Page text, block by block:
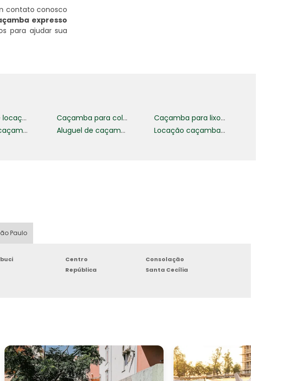
contato conosco
expresso
para ajudar sua
Empresa de locação de caçamba Caçamba para coleta de entulho
Caçamba para lixo reciclavel
Aluguel de caçamba estacionaria Aluguel de caçamba expresso
Locação caçamba de entulho
Paulo
Centro
Consolação
República
Santa Cecília